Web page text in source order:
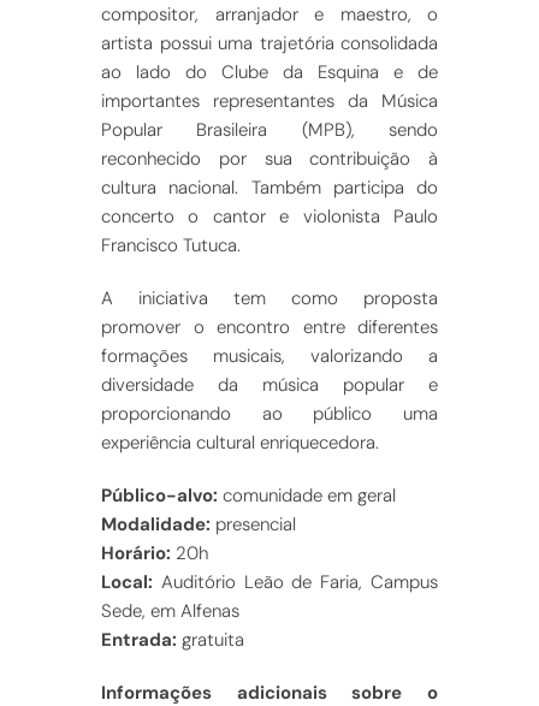
compositor, arranjador e maestro, o
artista possui uma trajetória consolidada
ao lado do Clube da Esquina e de
importantes representantes da Música
Popular Brasileira (MPB), sendo
reconhecido por sua contribuição à
cultura nacional. Também participa do
concerto o cantor e violonista Paulo
Francisco Tutuca.
A iniciativa tem como proposta
promover o encontro entre diferentes
formações musicais, valorizando a
diversidade da música popular e
proporcionando ao público uma
experiência cultural enriquecedora.
Público-alvo: comunidade em geral
Modalidade: presencial
Horário: 20h
Local: Auditório Leão de Faria, Campus
Sede, em Alfenas
Entrada: gratuita
Informações adicionais sobre o